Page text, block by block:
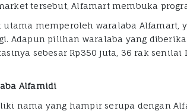
tersebut, Alfamart membuka
utama memperoleh waralaba
Adapun pilihan waralaba yang
sebesar Rp350 juta, 36 rak
Alfamidi
nama yang hampir serupa dengan